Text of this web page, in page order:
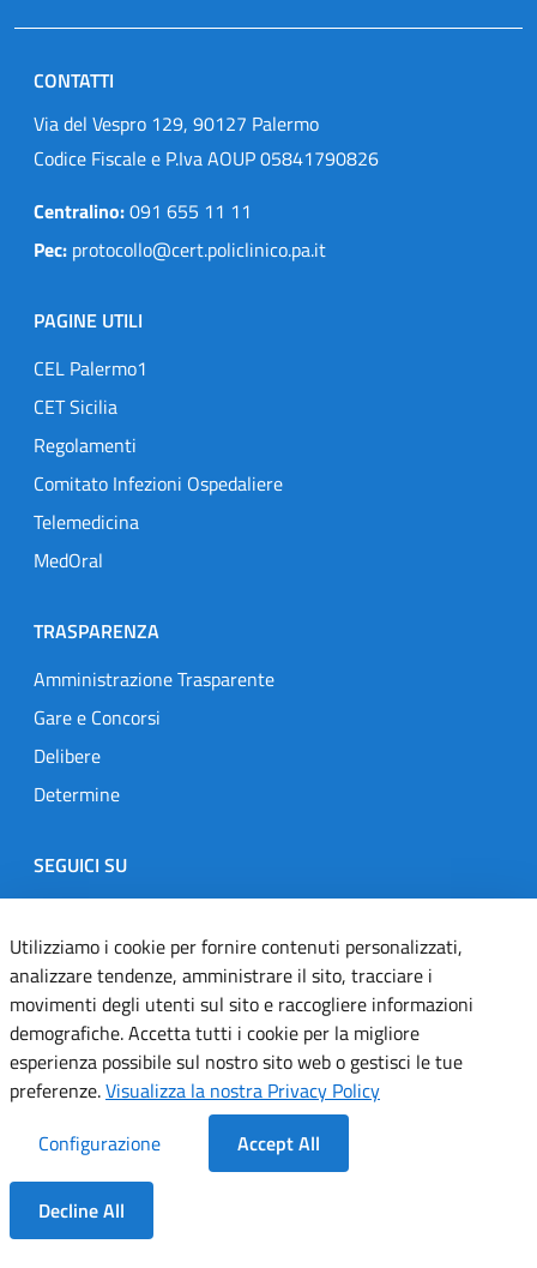
Dentro la Sezione
CONTATTI
Via del Vespro 129, 90127 Palermo
Codice Fiscale e P.Iva AOUP 05841790826
Centralino:091 655 11 11
Pec: protocollo@cert.policlinico.pa.it
PAGINE UTILI
CEL Palermo1
CET Sicilia
Regolamenti
Comitato Infezioni Ospedaliere
Telemedicina
MedOral
TRASPARENZA
Amministrazione Trasparente
Gare e Concorsi
Delibere
Determine
SEGUICI SU
Designers Italia
TwitterInstagramYoutubeLinkedin
Dichiarazione di accessibilità
Informativa cookie
Note legali
Servizi Applicativi
Utilizziamo i cookie per fornire contenuti personalizzati,
analizzare tendenze, amministrare il sito, tracciare i
movimenti degli utenti sul sito e raccogliere informazioni
demografiche. Accetta tutti i cookie per la migliore
esperienza possibile sul nostro sito web o gestisci le tue
preferenze.Visualizza la nostra Privacy Policy
Configurazione
Accept All
Decline All